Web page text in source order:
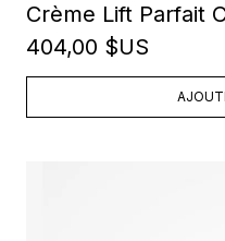
Crème Lift Parfait
404,00 $US